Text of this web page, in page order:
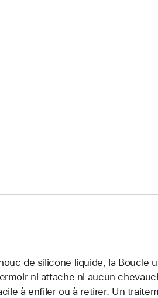
de silicone liquide, la Boucle
ni attache ni aucun
à enfiler ou à retirer. Un